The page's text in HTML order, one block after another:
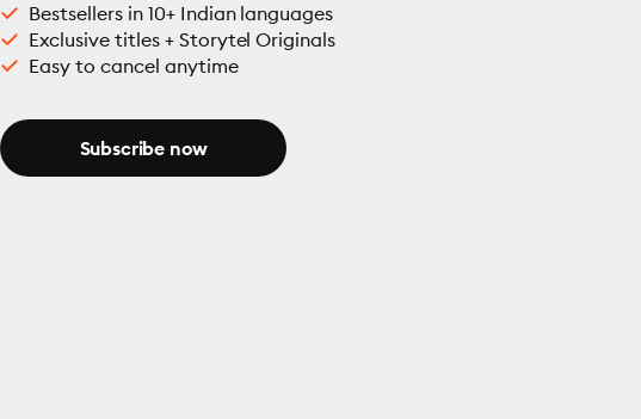
Bestsellers in 10+ Indian languages
Exclusive titles + Storytel Originals
Easy to cancel anytime
Subscribe now